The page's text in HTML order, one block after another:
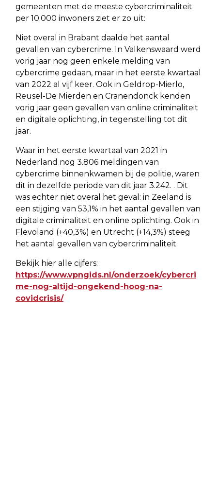
gemeenten met de meeste cybercriminaliteit
per 10.000 inwoners ziet er zo uit:
Niet overal in Brabant daalde het aantal
gevallen van cybercrime. In Valkenswaard werd
vorig jaar nog geen enkele melding van
cybercrime gedaan, maar in het eerste kwartaal
van 2022 al vijf keer. Ook in Geldrop-Mierlo,
Reusel-De Mierden en Cranendonck kenden
vorig jaar geen gevallen van online criminaliteit
en digitale oplichting, in tegenstelling tot dit
jaar.
Waar in het eerste kwartaal van 2021 in
Nederland nog 3.806 meldingen van
cybercrime binnenkwamen bij de politie, waren
dit in dezelfde periode van dit jaar 3.242. . Dit
was echter niet overal het geval: in Zeeland is
een stijging van 53,1% in het aantal gevallen van
digitale criminaliteit en online oplichting. Ook in
Flevoland (+40,3%) en Utrecht (+14,3%) steeg
het aantal gevallen van cybercriminaliteit.
Bekijk hier alle cijfers:
https://www.vpngids.nl/onderzoek/cybercri
me-nog-altijd-ongekend-hoog-na-
covidcrisis/